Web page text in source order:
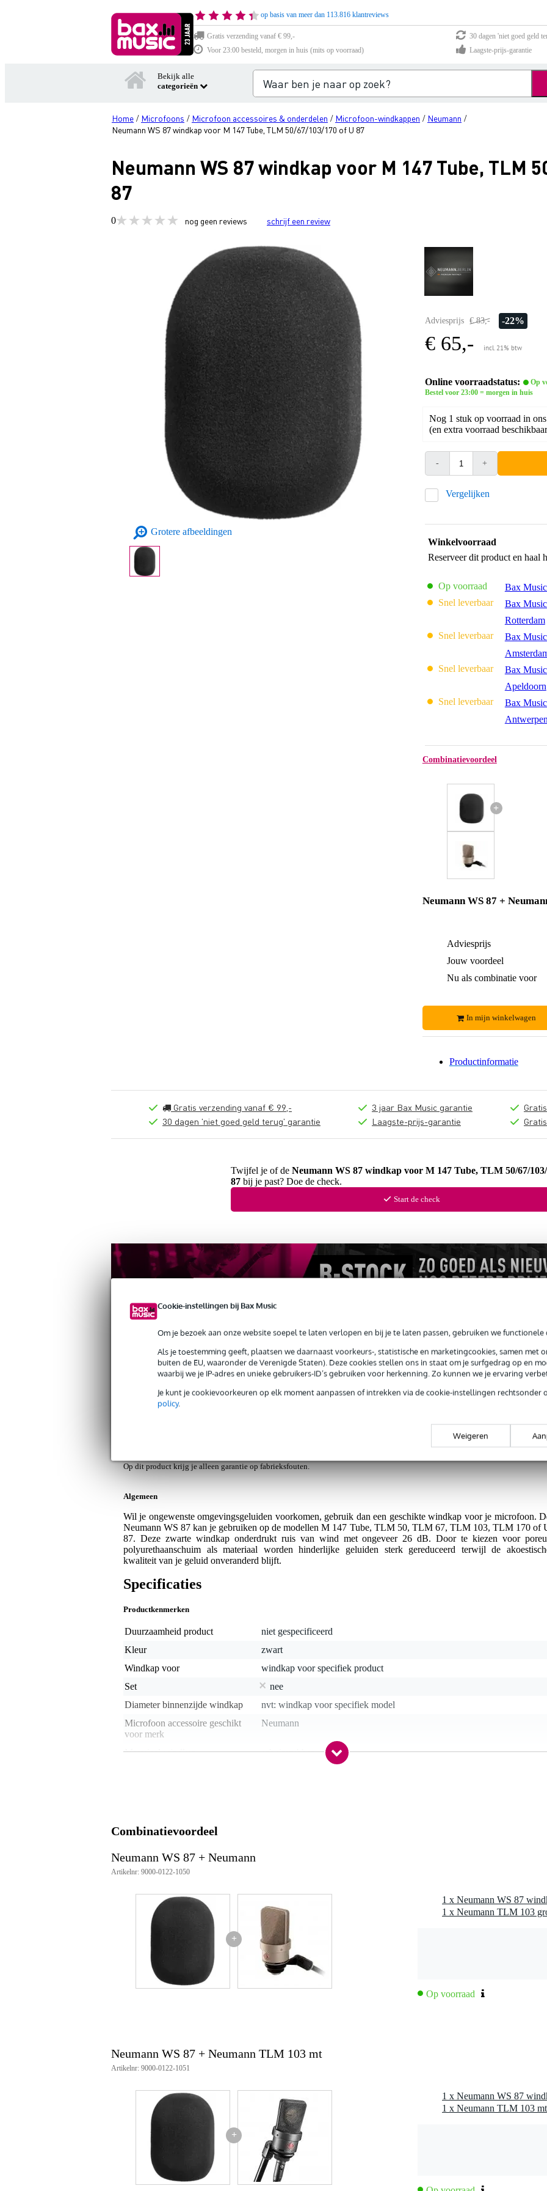
Cookie-instellingen bij Bax Music
Om je bezoek aan onze website soepel te laten verlopen en bij je te laten passen, gebruiken we functionele
Als je toestemming geeft, plaatsen we daarnaast voorkeurs-, statistische en marketingcookies, samen met
buiten de EU, waaronder de Verenigde Staten). Deze cookies stellen ons in staat om je surfgedrag op en
waarbij we je IP-adres en unieke gebruikers-ID’s gebruiken voor herkenning. Zo kunnen we je ervaring
Je kunt je cookievoorkeuren op elk moment aanpassen of intrekken via de cookie-instellingen rechtsonder
policy.
Weigeren
op basis van meer dan 113.816 klantreviews
Gratis verzending vanaf € 99,-
30 dagen 'niet goed geld
Voor 23:00 besteld, morgen in huis (mits op voorraad)
Laagste-prijs-garantie
Bekijk alle
categorieën
Home / Microfoons / Microfoon accessoires & onderdelen / Microfoon-windkappen / Neumann /
Neumann WS 87 windkap voor M 147 Tube, TLM 50/67/103/170 of U 87
Neumann WS 87 windkap voor M 147 Tube, TLM
87
0 nog geen reviews schrijf een review
Grotere afbeeldingen
Adviesprijs € 83,- -22%
€ 65,- incl. 21% btw
Online voorraadstatus:
Op
Bestel voor 23:00 = morgen in huis
Nog 1 stuk op voorraad in
(en extra voorraad
- +
Vergelijken
Winkelvoorraad
Reserveer dit product en haal
Op voorraad Bax
Snel leverbaar
Bax
Rotterdam
Snel leverbaar
Bax
Snel leverbaar
Bax
Apeldoorn
Snel leverbaar
Bax
Antwerpen
Combinatievoordeel
+
Neumann WS 87 +
Adviesprijs
Jouw voordeel
Nu als combinatie voor
In mijn winkelwagen
Productinformatie
Gratis verzending vanaf € 99,-
30 dagen 'niet goed geld terug' garantie
3 jaar Bax Music garantie
Laagste-prijs-garantie
Twijfel je of de Neumann WS 87 windkap voor M 147 Tube, TLM 50/67/
87 bij je past? Doe de check.
Start de check
Productinformatie Reviews (0)
Neumann WS 87 windkap voor M 147 Tube, TLM 50/67/103/170 of U 87
9000-0122-1047
Op dit product krijg je alleen garantie op fabrieksfouten.
Algemeen
Wil je ongewenste omgevingsgeluiden voorkomen, gebruik dan een geschikte windkap voor je microfoon.
Neumann WS 87 kan je gebruiken op de modellen M 147 Tube, TLM 50, TLM 67, TLM 103, TLM 170 of
87. Deze zwarte windkap onderdrukt ruis van wind met ongeveer 26 dB. Door te kiezen voor
polyurethaanschuim als materiaal worden hinderlijke geluiden sterk gereduceerd terwijl de
kwaliteit van je geluid onveranderd blijft.
Specificaties
Productkenmerken
Duurzaamheid product
niet gespecificeerd
Kleur
zwart
Windkap voor
windkap voor specifiek product
Set
nee
Diameter binnenzijde windkap
nvt: windkap voor specifiek model
Microfoon accessoire geschikt
voor merk
Neumann
Materiaal windkap schuimrubber
merk: Neumann
kleur: zwart
diameter: 90 mm
demping:
wind: ca. -26 dB
bij 15 kHz: ca. -3 dB
materiaal: polyurethaanschuim
geschikt voor o.a. M 147 Tube, TLM 50, TLM 67, TLM 103, TLM 170 of U 87
Combinatievoordeel
Neumann WS 87 + Neumann
Artikelnr: 9000-0122-1050
+
Op voorraad
Neumann WS 87 + Neumann TLM 103 mt
Artikelnr: 9000-0122-1051
+